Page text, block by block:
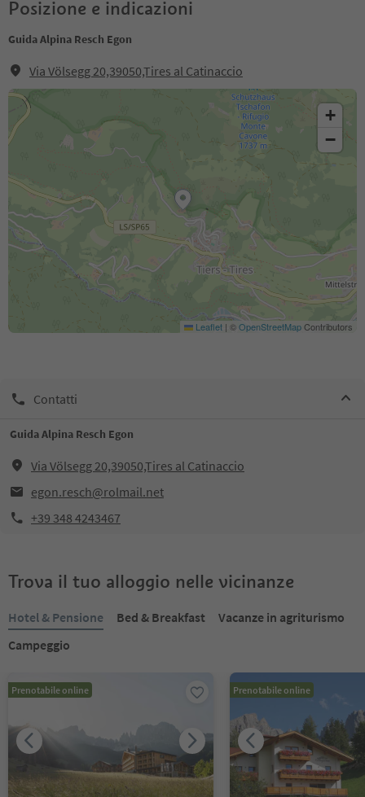
Posizione e indicazioni
Guida Alpina Resch Egon
Via Völsegg 20,39050,Tires al Catinaccio
+
−
Leaflet | ©OpenStreetMapContributors
Contatti
Guida Alpina Resch Egon
Via Völsegg 20,39050,Tires al Catinaccio
egon.resch@rolmail.net
+39 348 4243467
Trova il tuo alloggio nelle vicinanze
Hotel & Pensione Bed & Breakfast
Vacanze in agriturismo
Campeggio
Prenotabile online Prenotabile online